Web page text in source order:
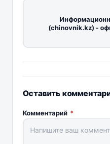
(chinovnik.kz) -
Оставить
Комментарий *